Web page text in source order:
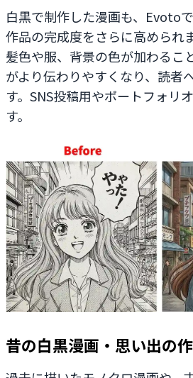
白黒で制作した漫画も、Evoto
作品の完成度をさらに高められ
髪色や服、背景の色が加わるこ
がより伝わりやすくなり、読者
す。SNS投稿用やポートフォリ
す。
昔の白黒漫画・思い出の